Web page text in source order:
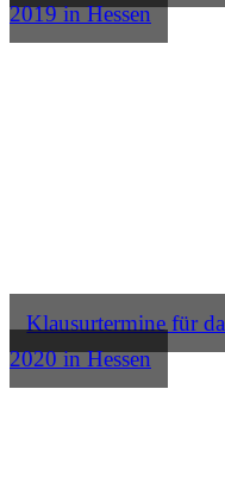
2019 in Hessen
Klausurtermine für
2020 in Hessen